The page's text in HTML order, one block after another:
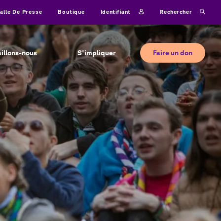
De Presse Boutique Identifiant Rechercher
nous S'impliquer Faire un don